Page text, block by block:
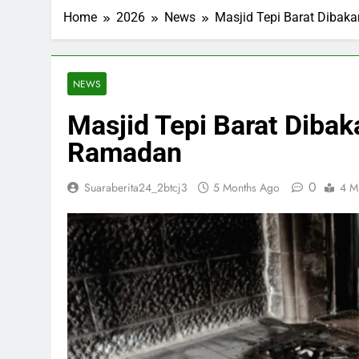
3 Months Ago
Inggris dan
Trump
Home 2026 News Masjid Tepi Barat
NEWS
Masjid Tepi Barat
Ramadan
Suaraberita24_2btcj3 5 Months Ago 0 4